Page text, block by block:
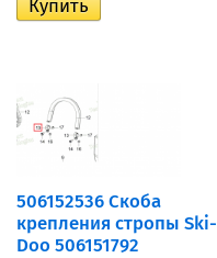
506152536 Cкоба
крепления стропы Ski-
Doo 506151792